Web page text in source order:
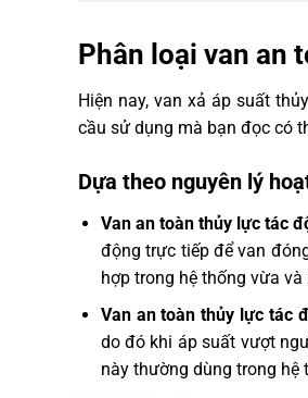
Phân loại van an
Hiện nay, van xả áp suất
cầu sử dụng mà bạn đọc có
Dựa theo nguyên lý
Van an toàn thủy lực tác
động trực tiếp để van
hợp trong hệ thống vừa
Van an toàn thủy lực tác
do đó khi áp suất vượt
này thường dùng trong hệ